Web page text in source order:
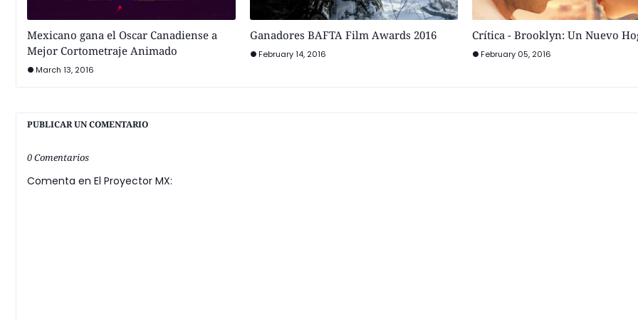
Mexicano gana el Oscar Canadiense a
Mejor Cortometraje Animado
March 13, 2016
Ganadores BAFTA Film Awards 2016
February 14, 2016
Crítica - Brooklyn: Un Nuevo
February 05, 2016
PUBLICAR UN COMENTARIO
0 Comentarios
Comenta en El Proyector MX: